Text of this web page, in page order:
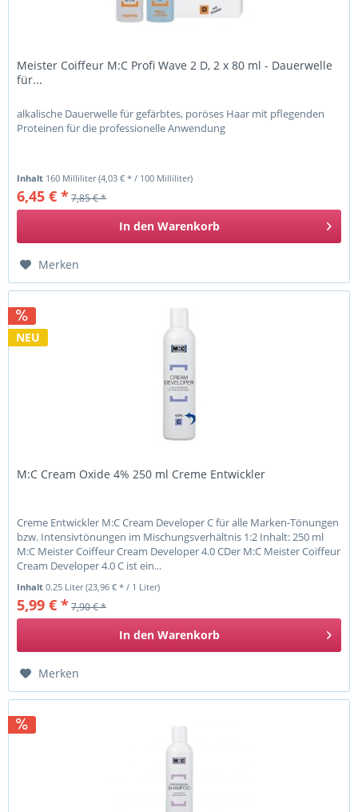
Meister Coiffeur M:C Profi Wave 2 D, 2 x 80 ml - Dauerwelle
für...
alkalische Dauerwelle für gefärbtes, poröses Haar mit pflegenden
Proteinen für die professionelle Anwendung
Inhalt 160 Milliliter(4,03 € * / 100 Milliliter)
6,45 € *7,85 € *
In den Warenkorb
Merken
NEU
M:C Cream Oxide 4% 250 ml Creme Entwickler
Creme Entwickler M:C Cream Developer C für alle Marken-Tönungen
bzw. Intensivtönungen im Mischungsverhältnis 1:2 Inhalt: 250 ml
M:C Meister Coiffeur Cream Developer 4.0 CDer M:C Meister Coiffeur
Cream Developer 4.0 C ist ein...
Inhalt0.25 Liter(23,96 € * / 1 Liter)
5,99 € *7,90 € *
In den Warenkorb
Merken